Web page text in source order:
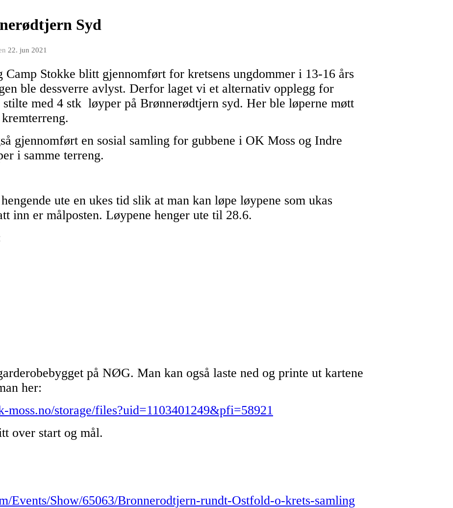
Syd
22. jun 2021
Camp Stokke blitt gjennomført for kretsens ungdommer i 13-16 års
ble dessverre avlyst. Derfor laget vi et alternativ opplegg for
med 4 stk løyper på Brønnerødtjern syd. Her ble løperne møtt
gjennomført en sosial samling for gubbene i OK Moss og Indre
i samme terreng.
ute en ukes tid slik at man kan løpe løypene som ukas
inn er målposten. Løypene henger ute til 28.6.
på NØG. Man kan også laste ned og printe ut kartene
her:
moss.no/storage/files?uid=1103401249&pfi=58921
over start og mål.
Events/Show/65063/Bronnerodtjern-rundt-Ostfold-o-krets-samling